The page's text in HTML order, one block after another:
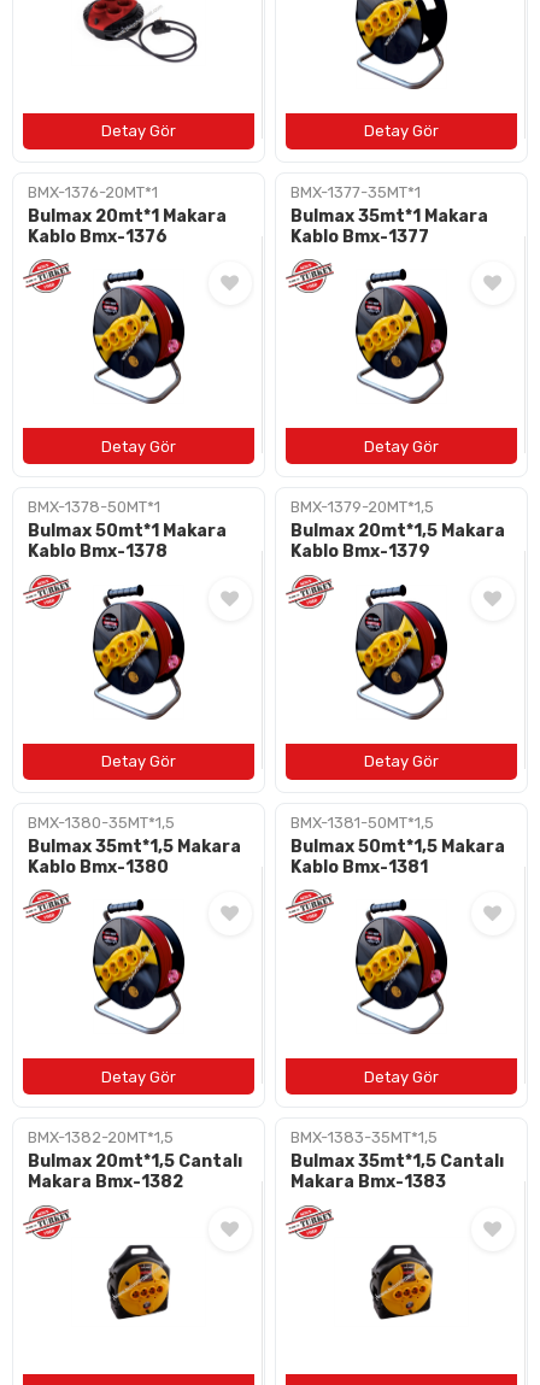
BMX-1376-20MT*1
Bulmax 20mt*1 Makara
Kablo Bmx-1376
BMX-1377-35MT*1
Bulmax 35mt*1 Makara
Kablo Bmx-1377
BMX-1378-50MT*1
Bulmax 50mt*1 Makara
Kablo Bmx-1378
BMX-1379-20MT*1,5
Bulmax 20mt*1,5 Makara
Kablo Bmx-1379
BMX-1380-35MT*1,5
Bulmax 35mt*1,5 Makara
Kablo Bmx-1380
BMX-1381-50MT*1,5
Bulmax 50mt*1,5 Makara
Kablo Bmx-1381
BMX-1382-20MT*1,5
Bulmax 20mt*1,5 Cantalı
Makara Bmx-1382
BMX-1383-35MT*1,5
Bulmax 35mt*1,5 Cantalı
Makara Bmx-1383